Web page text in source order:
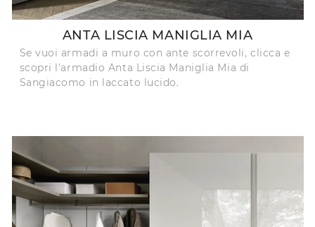
ANTA LISCIA MANIGLIA MIA
Se vuoi armadi a muro con ante scorrevoli, clicca e
scopri l'armadio Anta Liscia Maniglia Mia di
Sangiacomo in laccato lucido.